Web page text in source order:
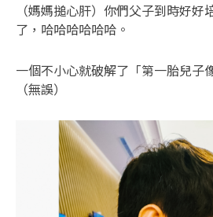
（媽媽搥心肝）你們父子到時好
了，哈哈哈哈哈哈。
一個不小心就破解了「第一胎兒子
（無誤）